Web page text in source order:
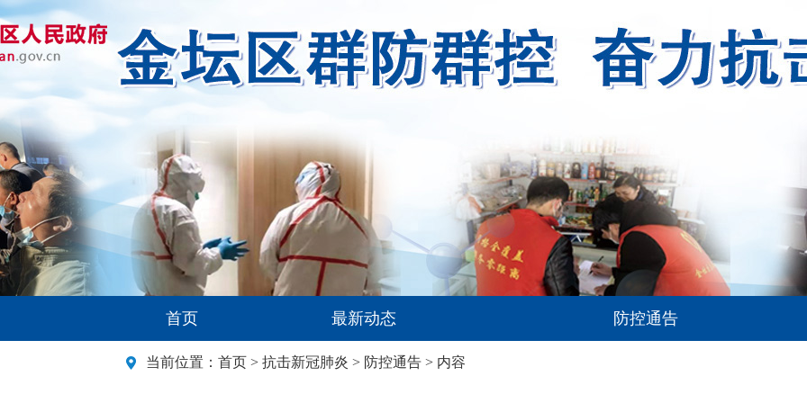
首页 最新动态 防控通告
当前位置： 首页 > 抗击新冠肺炎 > 防控通告 > 内容